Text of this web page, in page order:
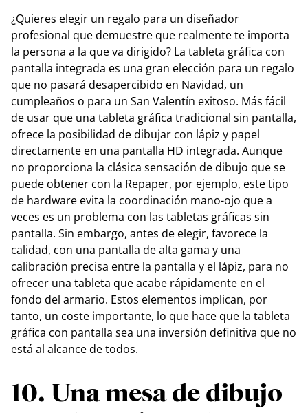
¿Quieres elegir un regalo para un diseñador
profesional que demuestre que realmente te importa
la persona a la que va dirigido? La tableta gráfica con
pantalla integrada es una gran elección para un regalo
que no pasará desapercibido en Navidad, un
cumpleaños o para un San Valentín exitoso. Más fácil
de usar que una tableta gráfica tradicional sin pantalla,
ofrece la posibilidad de dibujar con lápiz y papel
directamente en una pantalla HD integrada. Aunque
no proporciona la clásica sensación de dibujo que se
puede obtener con la Repaper, por ejemplo, este tipo
de hardware evita la coordinación mano-ojo que a
veces es un problema con las tabletas gráficas sin
pantalla. Sin embargo, antes de elegir, favorece la
calidad, con una pantalla de alta gama y una
calibración precisa entre la pantalla y el lápiz, para no
ofrecer una tableta que acabe rápidamente en el
fondo del armario. Estos elementos implican, por
tanto, un coste importante, lo que hace que la tableta
gráfica con pantalla sea una inversión definitiva que no
está al alcance de todos.
10. Una mesa de dibujo